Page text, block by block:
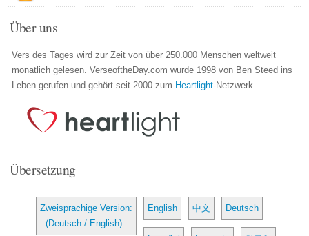
Über uns
Vers des Tages wird zur Zeit von über 250.000 Menschen weltweit
monatlich gelesen. VerseoftheDay.com wurde 1998 von Ben Steed ins
Leben gerufen und gehört seit 2000 zum Heartlight-Netzwerk.
Übersetzung
Zweisprachige Version:
(Deutsch / English)
English 中文 Deutsch